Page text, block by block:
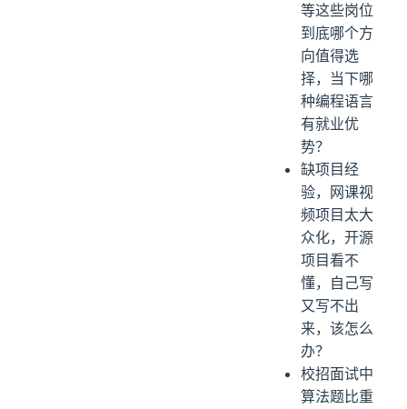
等这些岗位
到底哪个方
向值得选
择，当下哪
种编程语言
有就业优
势？
缺项目经
验，网课视
频项目太大
众化，开源
项目看不
懂，自己写
又写不出
来，该怎么
办？
校招面试中
算法题比重